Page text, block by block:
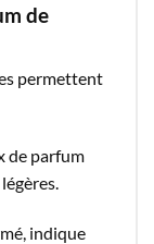
de
permettent
de parfum
indique